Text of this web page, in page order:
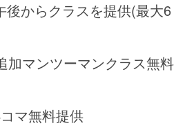
からクラスを提供(最大6
マンツーマンクラス無料
マ無料提供